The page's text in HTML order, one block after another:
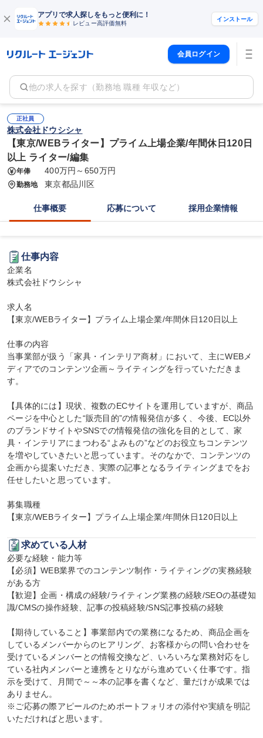
アプリで求人探しをもっと便利に！
レビュー高評価無料
インストール
会員ログイン
他の求人を探す（勤務地 職種 年収など）
正社員
株式会社ドウシシャ
【東京/WEBライター】プライム上場企業/年間休日120日
以上 ライター/編集
年俸 400万円～650万円
勤務地 東京都品川区
仕事概要 応募について 採用企業情報
仕事内容
企業名
株式会社ドウシシャ
求人名
【東京/WEBライター】プライム上場企業/年間休日120日以上
仕事の内容
当事業部が扱う「家具・インテリア商材」において、主にWEBメ
ディアでのコンテンツ企画～ライティングを行っていただきま
す。
【具体的には】現状、複数のECサイトを運用していますが、商品
ページを中心とした“販売目的”の情報発信が多く、今後、EC以外
のブランドサイトやSNSでの情報発信の強化を目的として、家
具・インテリアにまつわる“よみもの”などのお役立ちコンテンツ
を増やしていきたいと思っています。そのなかで、コンテンツの
企画から提案いただき、実際の記事となるライティングまでをお
任せしたいと思っています。
募集職種
【東京/WEBライター】プライム上場企業/年間休日120日以上
求めている人材
必要な経験・能力等
【必須】WEB業界でのコンテンツ制作・ライティングの実務経験
がある方
【歓迎】企画・構成の経験/ライティング業務の経験/SEOの基礎知
識/CMSの操作経験、記事の投稿経験/SNS記事投稿の経験
【期待していること】事業部内での業務になるため、商品企画を
しているメンバーからのヒアリング、お客様からの問い合わせを
受けているメンバーとの情報交換など、いろいろな業務対応をし
ている社内メンバーと連携をとりながら進めていく仕事です。指
示を受けて、月間で～～本の記事を書くなど、量だけが成果では
ありません。
※ご応募の際アピールのためポートフォリオの添付や実績を明記
いただければと思います。